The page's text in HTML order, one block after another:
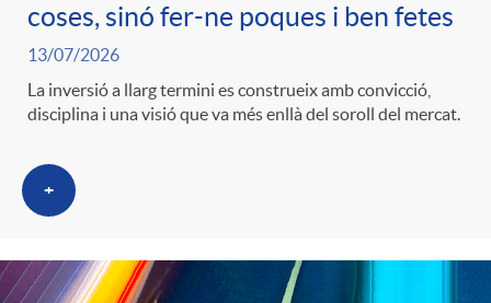
n
t
i
n
coses, sinó fer-ne poques i ben fetes
13/07/2026
La inversió a llarg termini es construeix amb convicció,
disciplina i una visió que va més enllà del soroll del mercat.
+